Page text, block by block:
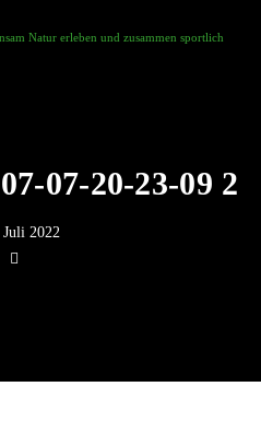
07-20-23-09 2
Juli 2022